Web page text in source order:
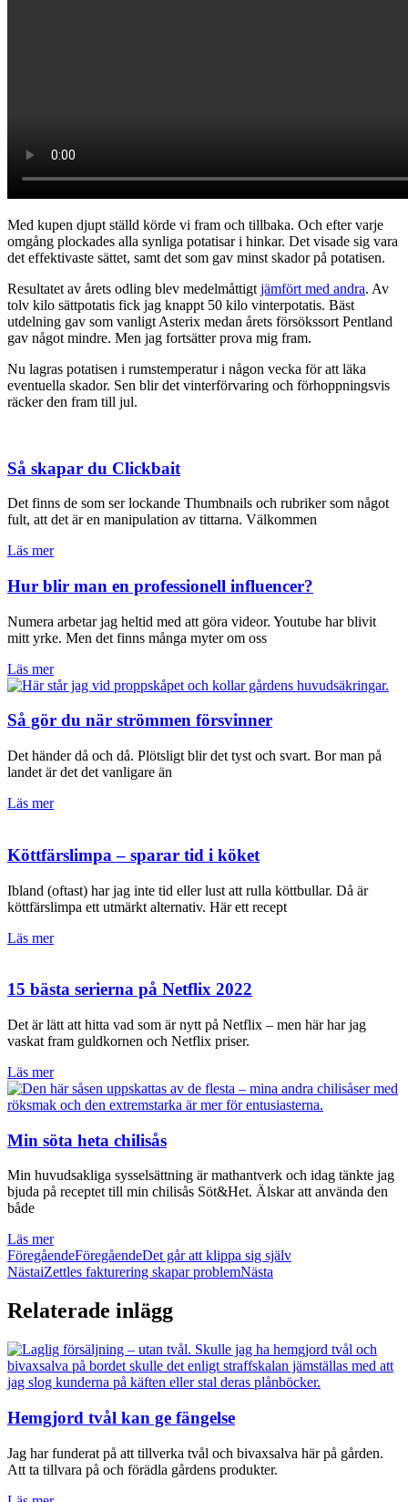
Med kupen djupt ställd körde vi fram och tillbaka. Och efter varje
omgång plockades alla synliga potatisar i hinkar. Det visade sig vara
det effektivaste sättet, samt det som gav minst skador på potatisen.
Resultatet av årets odling blev medelmåttigt jämfört med andra. Av
tolv kilo sättpotatis fick jag knappt 50 kilo vinterpotatis. Bäst
utdelning gav som vanligt Asterix medan årets försökssort Pentland
gav något mindre. Men jag fortsätter prova mig fram.
Nu lagras potatisen i rumstemperatur i någon vecka för att läka
eventuella skador. Sen blir det vinterförvaring och förhoppningsvis
räcker den fram till jul.
Så skapar du Clickbait
Det finns de som ser lockande Thumbnails och rubriker som något
fult, att det är en manipulation av tittarna. Välkommen
Läs mer
Hur blir man en professionell influencer?
Numera arbetar jag heltid med att göra videor. Youtube har blivit
mitt yrke. Men det finns många myter om oss
Läs mer
Så gör du när strömmen försvinner
Det händer då och då. Plötsligt blir det tyst och svart. Bor man på
landet är det det vanligare än
Läs mer
Köttfärslimpa – sparar tid i köket
Ibland (oftast) har jag inte tid eller lust att rulla köttbullar. Då är
köttfärslimpa ett utmärkt alternativ. Här ett recept
Läs mer
15 bästa serierna på Netflix 2022
Det är lätt att hitta vad som är nytt på Netflix – men här har jag
vaskat fram guldkornen och Netflix priser.
Läs mer
Min söta heta chilisås
Min huvudsakliga sysselsättning är mathantverk och idag tänkte jag
bjuda på receptet till min chilisås Söt&Het. Älskar att använda den
både
Läs mer
FöregåendeFöregåendeDet går att klippa sig själv
NästaiZettles fakturering skapar problemNästa
Relaterade inlägg
Hemgjord tvål kan ge fängelse
Jag har funderat på att tillverka tvål och bivaxsalva här på gården.
Att ta tillvara på och förädla gårdens produkter.